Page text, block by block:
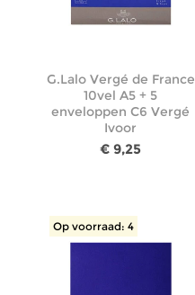
G.Lalo Vergé de France
10vel A5 + 5
enveloppen C6 Vergé
Ivoor
€ 9,25
Op voorraad: 4